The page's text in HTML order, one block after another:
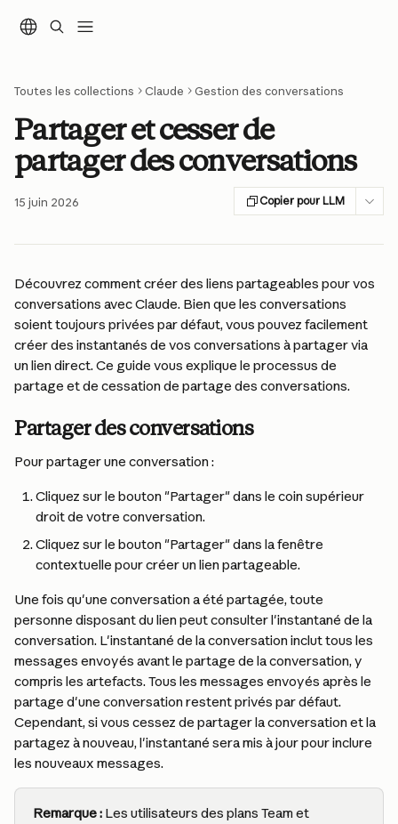
Toutes les collections Claude Gestion des conversations
Partager et cesser de
partager des conversations
15 juin 2026 Copier pour LLM
Découvrez comment créer des liens partageables pour vos
conversations avec Claude. Bien que les conversations
soient toujours privées par défaut, vous pouvez facilement
créer des instantanés de vos conversations à partager via
un lien direct. Ce guide vous explique le processus de
partage et de cessation de partage des conversations.
Partager des conversations
Pour partager une conversation :
Cliquez sur le bouton "Partager" dans le coin supérieur
droit de votre conversation.
Cliquez sur le bouton "Partager" dans la fenêtre
contextuelle pour créer un lien partageable.
Une fois qu'une conversation a été partagée, toute
personne disposant du lien peut consulter l'instantané de la
conversation. L'instantané de la conversation inclut tous les
messages envoyés avant le partage de la conversation, y
compris les artefacts. Tous les messages envoyés après le
partage d'une conversation restent privés par défaut.
Cependant, si vous cessez de partager la conversation et la
partagez à nouveau, l'instantané sera mis à jour pour inclure
les nouveaux messages.
Remarque : Les utilisateurs des plans Team et